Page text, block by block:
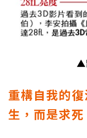
▲
重構自我的
生，而是求死